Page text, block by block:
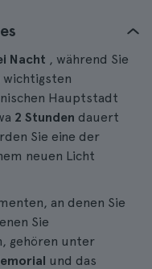
Nacht , während Sie
wichtigsten
Hauptstadt
2 Stunden dauert
Sie eine der
neuen Licht
an denen Sie
Sie
gehören unter
und das